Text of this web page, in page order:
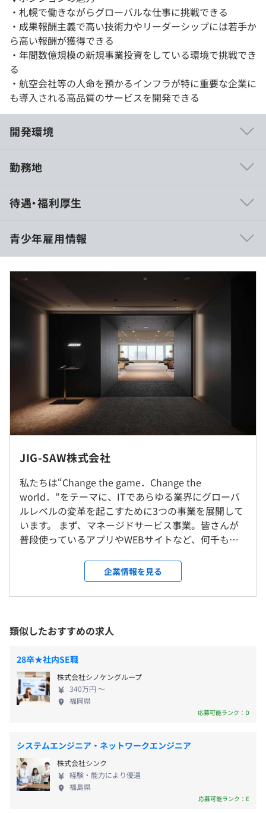
・札幌で働きながらグローバルな仕事に挑戦できる
・成果報酬主義で高い技術力やリーダーシップには若手か
ら高い報酬が獲得できる
・年間数億規模の新規事業投資をしている環境で挑戦でき
る
・航空会社等の人命を預かるインフラが特に重要な企業に
も導入される高品質のサービスを開発できる
開発環境
勤務地
従業員に対する受動喫煙対策：屋内禁煙
待遇・福利厚生
■札幌配属
330,000円
1.固定給：234,620円
2.固定残業代（月40時間）：73,360円
3.定額深夜手当（月60時間）：22,020円
あり（2月、8月）※会社業績・本人評価による
あり（2月、8月）※会社業績・本人評価による
＜年収実績＞
20代後半：年収800万円～1,100万円
30代：2,000万円以上
※内定者向けアルバイト等の内容に応じて最大初任給60
万円でのオファーをする予定です
※SOについても付与実績がございます
※システムオペレーターの場合、
す。
休憩時間：休憩時間：60分
平均残業時間：平均残業時間：平均18.3時間／月
・完全週休２日(土・日)、祝日、夏期休日、年末年始休
日、慶弔休暇（結婚休暇等）、有給休暇（初年度10日）
青少年雇用情報
過去３年間の新卒採用者数・離職者数
前年度 採用者数30人 離職者数0人
2年度前 採用者数25人 離職者数1人
3年度前 採用者数24人 離職者数5人
過去３年間の新卒採用者数の男女別人数
前年度 男性22人 女性8人
2年度前 男性17人 女性8人
3年度前 男性17人 女性7人
平均勤続年数
5.5年
研修の有無及び内容
・入社前の事前課題
・入社後の新卒研修
・配属後のOJT
・各事業部での個別勉強会
自己啓発支援の有無及びその内容
資格取得支援（取得した資格に応じて模擬試験費用や本受
験費用、及びインセンティブを支給）
なし
前年度の月平均所定外労働時間の実績
23.9時間
前事業年度の育児休業取得者数／出産者数
男性4人/6人
女性1人/1人
JIG-SAW株式会社
私たちは“Change the game．Change the
world．”をテーマに、ITであらゆる業界にグローバ
ルレベルの変革を起こすために3つの事業を展開して
います。 まず、マネージドサービス事業。皆さんが
普段使っているアプリやWEBサイトなど、何千もの
支えています。当社では国内に3拠点、海外に1拠点
のコントロールセンターを備えることで、お客様の
システムを支えられるサービスを提供しております。
多くの企業様のパートナーシップを結び、IoTエンジ
ンを供給してます。注目度は非常に高く、グローバル
規模で働くことができます。 そして、3つめは先端テ
クノロジーのR＆Dです。例えば自動運転と視覚の再
生医療に、各業界との協業や産学官連携で取り組ん
でおり、その他にもさまざまな研究開発を実施して
おります。 私たちの平均年齢は約31歳。メンバーの
く、社員は若いうちから重要な仕事にチャレンジし
て、先輩たちのサポートを受けながら成長してきま
した。自分たちがそうしてもらったように、後輩を
育てる文化が引き継がれています。 だからこそ、当
社では成長意欲を持ちつづけてほしいと考えていま
企業情報を見る
類似したおすすめの求人
28卒★社内SE職
株式会社シノケングループ
340万円 〜
福岡県
応募可能ランク：D
システムエンジニア・ネットワークエンジニア
株式会社シンク
経験・能力により優遇
福島県
応募可能ランク：E